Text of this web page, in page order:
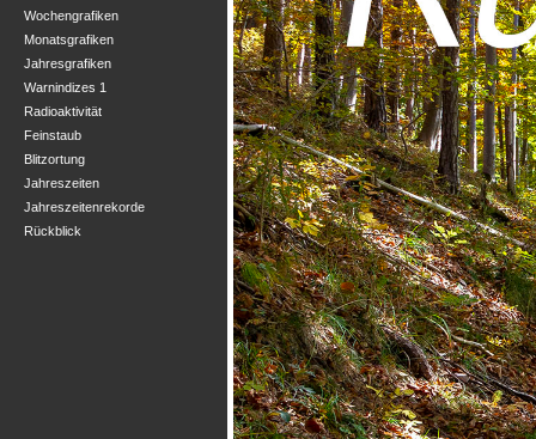
Wochengrafiken
Monatsgrafiken
Jahresgrafiken
Warnindizes 1
Radioaktivität
Feinstaub
Blitzortung
Jahreszeiten
Jahreszeitenrekorde
Rückblick